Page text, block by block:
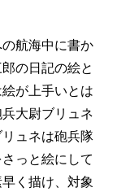
航海中に書か
の日記の絵と
が上手いとは
大尉ブリュネ
ュネは砲兵隊
っと絵にして
く描け、対象